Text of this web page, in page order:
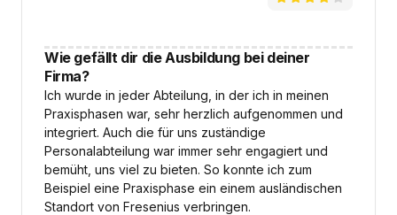
Wie gefällt dir die Ausbildung bei deiner
Firma?
Ich wurde in jeder Abteilung, in der ich in meinen
Praxisphasen war, sehr herzlich aufgenommen und
integriert. Auch die für uns zuständige
Personalabteilung war immer sehr engagiert und
bemüht, uns viel zu bieten. So konnte ich zum
Beispiel eine Praxisphase ein einem ausländischen
Standort von Fresenius verbringen.